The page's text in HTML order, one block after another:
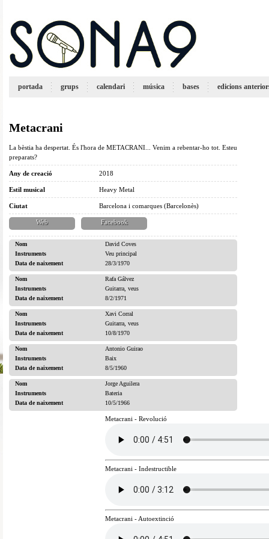
portada grups calendari música bases edicions
Metacrani
La bèstia ha despertat. És l'hora de METACRANI... Venim a rebentar-ho tot. Esteu
preparats?
Any de creació 2018
Estil musical Heavy Metal
Ciutat Barcelona i comarques (Barcelonès)
Web Facebook
Nom
David Coves
Instruments
Veu principal
Data de naixement
28/3/1970
Nom
Rafa Gálvez
Instruments
Guitarra, veus
Data de naixement
8/2/1971
Nom
Xavi Corral
Instruments
Guitarra, veus
Data de naixement
10/8/1970
Nom
Antonio Guirao
Instruments
Baix
Data de naixement
8/5/1960
Nom
Jorge Aguilera
Instruments
Bateria
Data de naixement
10/5/1966
Metacrani - Revolució
Metacrani - Indestructible
Metacrani - Autoextinció